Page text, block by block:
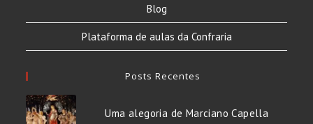
Blog
Plataforma de aulas da Confraria
Posts Recentes
Uma alegoria de Marciano Capella